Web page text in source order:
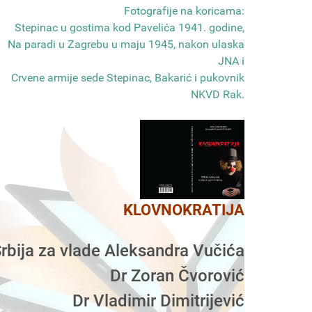
Fotografije na koricama:
Stepinac u gostima kod Pavelića 1941. godine,
Na paradi u Zagrebu u maju 1945, nakon ulaska
JNA i
Crvene armije sede Stepinac, Bakarić i pukovnik
NKVD Rak.
KLOVNOKRATIJA
za vlade Aleksandra Vučića
Dr Zoran Čvorović
Dr Vladimir Dimitrijević